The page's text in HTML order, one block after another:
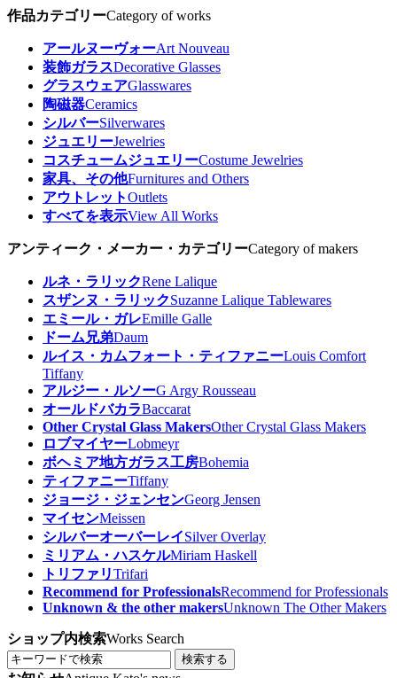
作品カテゴリーCategory of works
アールヌーヴォーArt Nouveau
装飾ガラスDecorative Glasses
グラスウェアGlasswares
陶磁器Ceramics
シルバーSilverwares
ジュエリーJewelries
コスチュームジュエリーCostume Jewelries
家具、その他Furnitures and Others
アウトレットOutlets
すべてを表示View All Works
アンティーク・メーカー・カテゴリーCategory of makers
ルネ・ラリックRene Lalique
スザンヌ・ラリックSuzanne Lalique Tablewares
エミール・ガレEmille Galle
ドーム兄弟Daum
ルイス・カムフォート・ティファニーLouis Comfort
Tiffany
アルジー・ルソーG Argy Rousseau
オールドバカラBaccarat
Other Crystal Glass MakersOther Crystal Glass Makers
ロブマイヤーLobmeyr
ボヘミア地方ガラス工房Bohemia
ティファニーTiffany
ジョージ・ジェンセンGeorg Jensen
マイセンMeissen
シルバーオーバーレイSilver Overlay
ミリアム・ハスケルMiriam Haskell
トリファリTrifari
Recommend for ProfessionalsRecommend for Professionals
Unknown & the other makersUnknown The Other Makers
ショップ内検索Works Search
検索する